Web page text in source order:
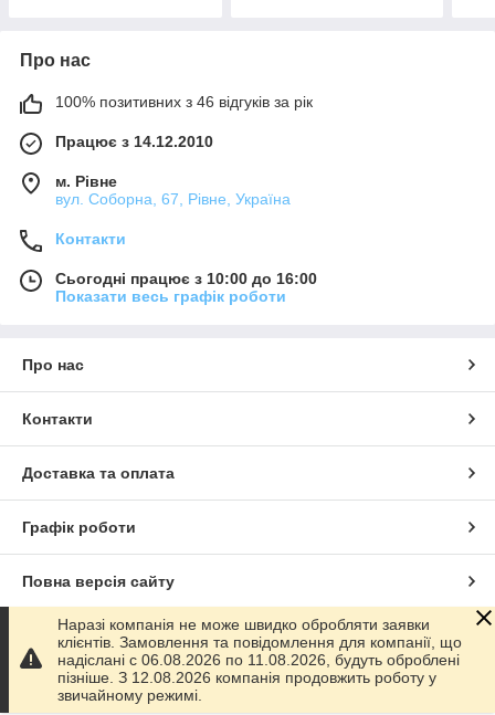
Про нас
100% позитивних з 46 відгуків за рік
Працює з 14.12.2010
м. Рівне
вул. Соборна, 67, Рівне, Україна
Контакти
Сьогодні працює з 10:00 до 16:00
Показати весь графік роботи
Про нас
Контакти
Доставка та оплата
Графік роботи
Повна версія сайту
Сайт створено на маркетплейсіProm.ua
Політика конфіденційності
Наразі компанія не може швидко обробляти заявки
клієнтів. Замовлення та повідомлення для компанії, що
надіслані с 06.08.2026 по 11.08.2026, будуть оброблені
пізніше. З 12.08.2026 компанія продовжить роботу у
звичайному режимі.